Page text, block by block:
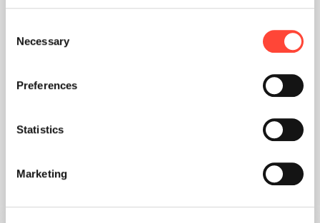
Selection
Necessary
Preferences
Statistics
Marketing
Interaktive Live-Demos und